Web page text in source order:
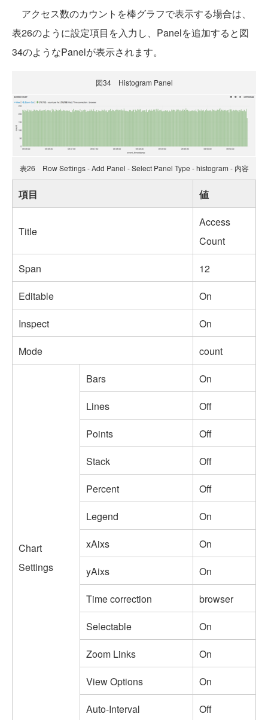
アクセス数のカウントを棒グラフで表示する場合は、
表26のように設定項目を入力し、Panelを追加すると図
34のようなPanelが表示されます。
図34 Histogram Panel
表26 Row Settings - Add Panel - Select Panel Type - histogram - 内容
項目 値
Title
Access
Count
Span
12
Editable
On
Inspect
On
Mode
count
Chart
Settings
Bars
On
Lines
Off
Points
Off
Stack
Off
Percent
Off
Legend
On
xAixs
On
yAixs
On
Time correction
browser
Selectable
On
Zoom Links
On
View Options
On
Auto-Interval
Off